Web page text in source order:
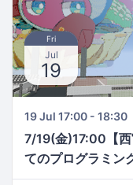
Fri
Jul
19
19 Jul 17:00 - 18:30
7/19(金)17:00【
てのプログラミン